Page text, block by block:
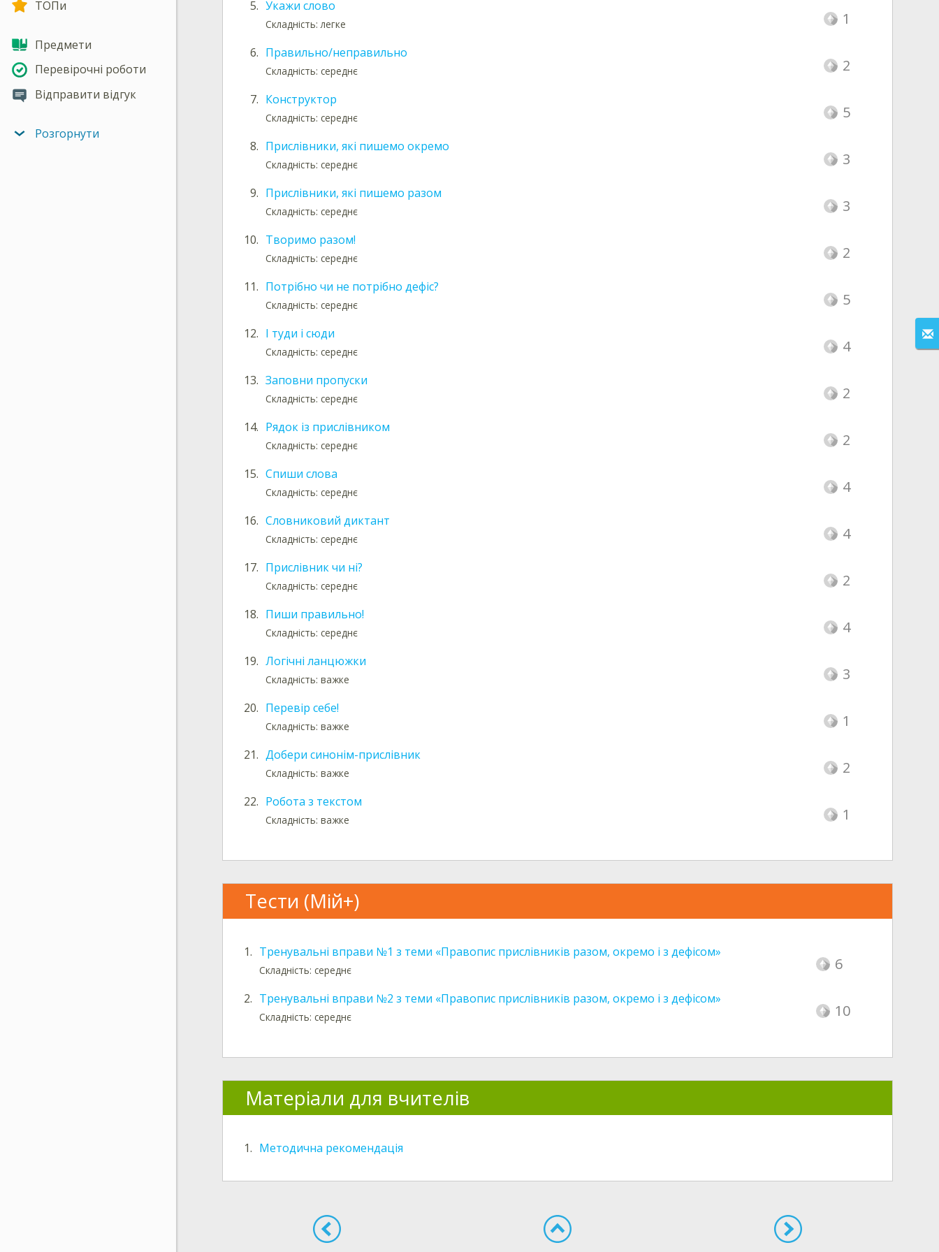
ТОПи
Предмети
Перевірочні роботи
Відправити відгук
Розгорнути
5. Укажи слово
Складність: легке 1
6. Правильно/неправильно
Складність: середнє 2
7. Конструктор
Складність: середнє 5
8. Прислівники, які пишемо окремо
Складність: середнє 3
9. Прислівники, які пишемо разом
Складність: середнє 3
10. Творимо разом!
Складність: середнє 2
11. Потрібно чи не потрібно дефіс?
Складність: середнє 5
12. І туди і сюди
Складність: середнє 4
13. Заповни пропуски
Складність: середнє 2
14. Рядок із прислівником
Складність: середнє 2
15. Спиши слова
Складність: середнє 4
16. Словниковий диктант
Складність: середнє 4
17. Прислівник чи ні?
Складність: середнє 2
18. Пиши правильно!
Складність: середнє 4
19. Логічні ланцюжки
Складність: важке 3
20. Перевір себе!
Складність: важке 1
21. Добери синонім-прислівник
Складність: важке 2
22. Робота з текстом
Складність: важке 1
Тести (Мій+)
1. Тренувальні вправи №1 з теми «Правопис прислівників разом, окремо і з дефісом»
Складність: середнє 6
2. Тренувальні вправи №2 з теми «Правопис прислівників разом, окремо і з дефісом»
Складність: середнє 10
Матеріали для вчителів
1. Методична рекомендація